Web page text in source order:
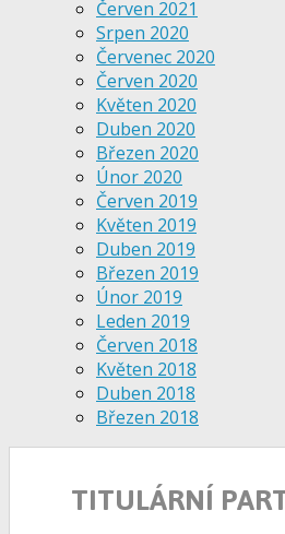
Červen 2021
Srpen 2020
Červenec 2020
Červen 2020
Květen 2020
Duben 2020
Březen 2020
Únor 2020
Červen 2019
Květen 2019
Duben 2019
Březen 2019
Únor 2019
Leden 2019
Červen 2018
Květen 2018
Duben 2018
Březen 2018
TITULÁRNÍ